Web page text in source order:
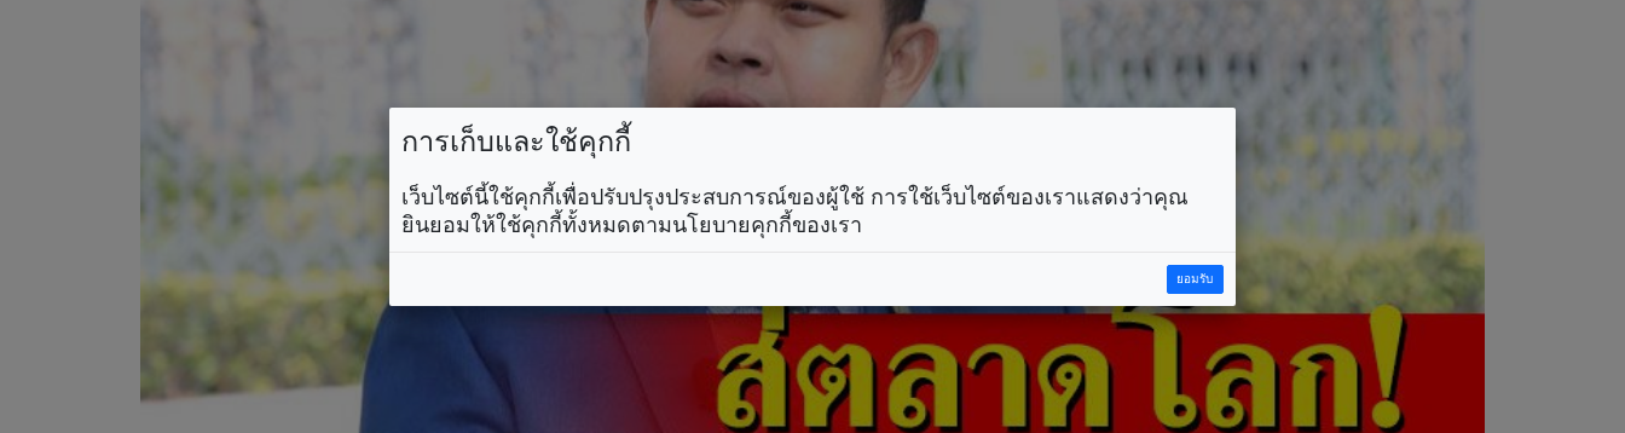
การเก็บและใช้คุกกี้
เว็บไซต์นี้ใช้คุกกี้เพื่อปรับปรุงประสบการณ์ของผู้ใช้ การใช้เว็บไซต์ของเราแสดงว่าคุณ
ยินยอมให้ใช้คุกกี้ทั้งหมดตามนโยบายคุกกี้ของเรา
ยอมรับ